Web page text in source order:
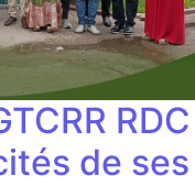
RDC
de ses